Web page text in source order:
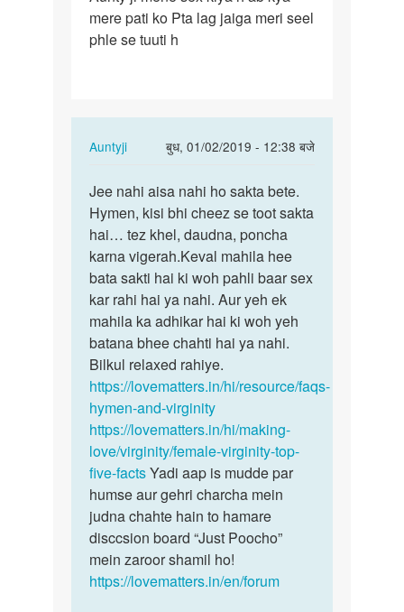
ji
mene
mere pati ko Pta lag jaiga meri seel
phle se tuuti h
Auntyji
बुध, 01/02/2019 - 12:38 बजे
In
to
Aunty
ji
mene
sex
kiya
h
ab…
by
Himanshi
Jee
nahi
aisa
nahi
ho
sakta…
Jee nahi aisa nahi ho sakta bete.
Hymen, kisi bhi cheez se toot sakta
hai… tez khel, daudna, poncha
karna vigerah.Keval mahila hee
bata sakti hai ki woh pahli baar sex
kar rahi hai ya nahi. Aur yeh ek
mahila ka adhikar hai ki woh yeh
batana bhee chahti hai ya nahi.
Bilkul relaxed rahiye.
https://lovematters.in/hi/resource/faqs-
hymen-and-virginity
https://lovematters.in/hi/making-
love/virginity/female-virginity-top-
five-factsYadi aap is mudde par
humse aur gehri charcha mein
judna chahte hain to hamare
disccsion board “Just Poocho”
mein zaroor shamil ho!
https://lovematters.in/en/forum